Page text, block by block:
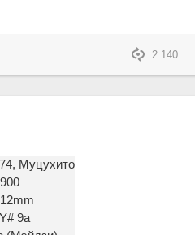
2 140
Муцухито
9a